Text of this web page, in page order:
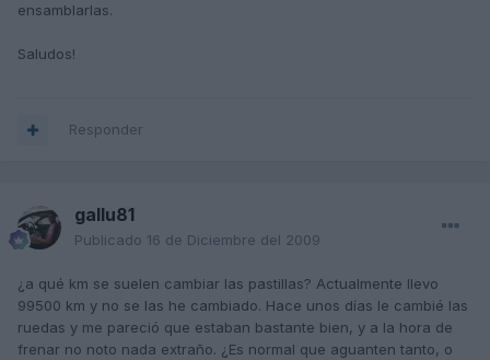
ensamblarlas.
Saludos!
Responder
gallu81
Publicado 16 de Diciembre del 2009
¿a qué km se suelen cambiar las pastillas? Actualmente llevo
99500 km y no se las he cambiado. Hace unos días le cambié las
ruedas y me pareció que estaban bastante bien, y a la hora de
frenar no noto nada extraño. ¿Es normal que aguanten tanto, o